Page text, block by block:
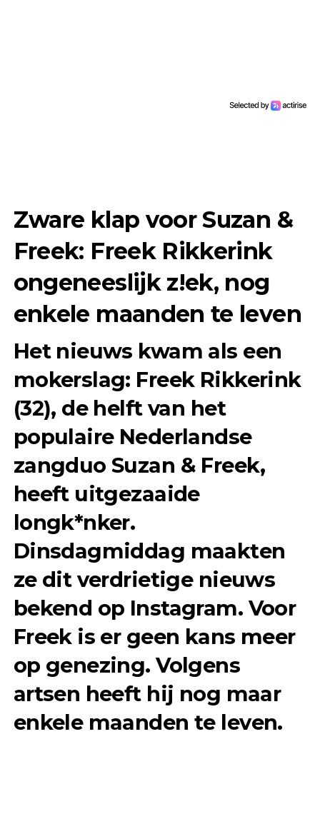
Zware klap voor Suzan &
Freek: Freek Rikkerink
ongeneeslijk z!ek, nog
enkele maanden te leven
Het nieuws kwam als een
mokerslag: Freek Rikkerink
(32), de helft van het
populaire Nederlandse
zangduo Suzan & Freek,
heeft uitgezaaide
longk*nker.
Dinsdagmiddag maakten
ze dit verdrietige nieuws
bekend op Instagram. Voor
Freek is er geen kans meer
op genezing. Volgens
artsen heeft hij nog maar
enkele maanden te leven.